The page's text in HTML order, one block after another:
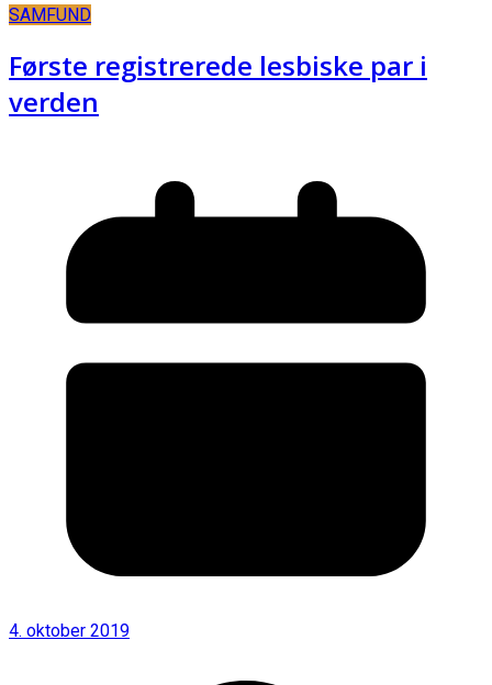
SAMFUND
Første registrerede lesbiske par i
verden
4. oktober 2019